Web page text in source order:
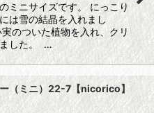
ミニサイズです。 にっこり
は雪の結晶を入れまし
のついた植物を入れ、クリ
ました。 …
（ミニ）22-7【nicorico】